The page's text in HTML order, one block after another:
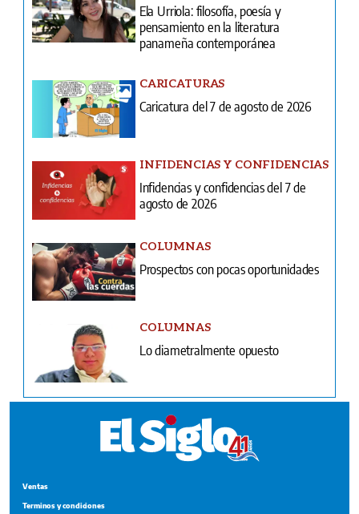
Ela Urriola: filosofía, poesía y
pensamiento en la literatura
panameña contemporánea
CARICATURAS
Caricatura del 7 de agosto de 2026
INFIDENCIAS Y CONFIDENCIAS
Infidencias y confidencias del 7 de
agosto de 2026
COLUMNAS
Prospectos con pocas oportunidades
COLUMNAS
Lo diametralmente opuesto
Ventas
Terminos y condiciones